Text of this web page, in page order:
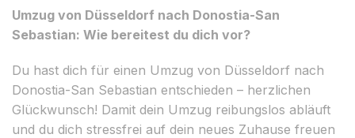
Umzug von Düsseldorf nach Donostia-San
Sebastian: Wie bereitest du dich vor?
Du hast dich für einen Umzug von Düsseldorf nach
Donostia-San Sebastian entschieden – herzlichen
Glückwunsch! Damit dein Umzug reibungslos abläuft
und du dich stressfrei auf dein neues Zuhause freuen